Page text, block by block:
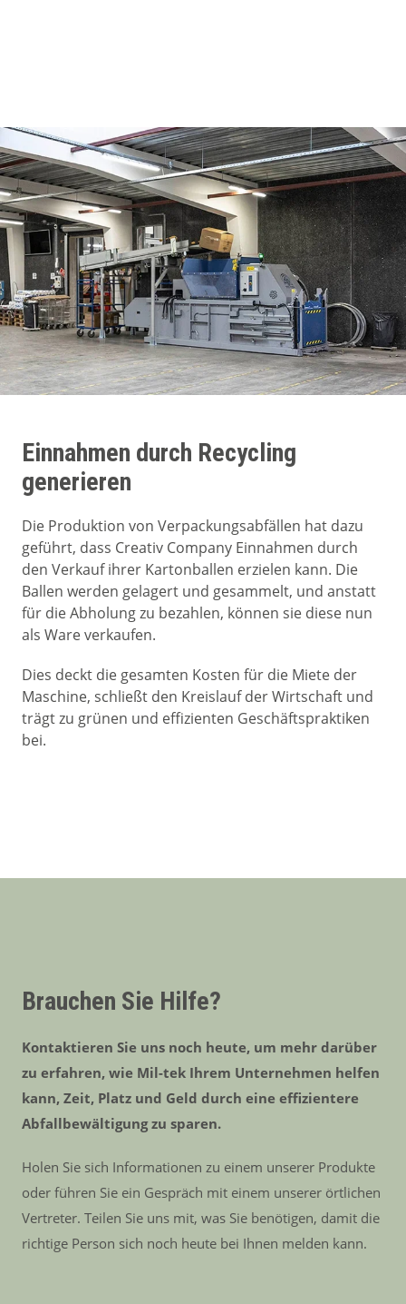
Einnahmen durch Recycling
generieren
Die Produktion von Verpackungsabfällen hat dazu
geführt, dass Creativ Company Einnahmen durch
den Verkauf ihrer Kartonballen erzielen kann. Die
Ballen werden gelagert und gesammelt, und anstatt
für die Abholung zu bezahlen, können sie diese nun
als Ware verkaufen.
Dies deckt die gesamten Kosten für die Miete der
Maschine, schließt den Kreislauf der Wirtschaft und
trägt zu grünen und effizienten Geschäftspraktiken
bei.
Brauchen Sie Hilfe?
Kontaktieren Sie uns noch heute, um mehr darüber
zu erfahren, wie Mil-tek Ihrem Unternehmen helfen
kann, Zeit, Platz und Geld durch eine effizientere
Abfallbewältigung zu sparen.
Holen Sie sich Informationen zu einem unserer Produkte
oder führen Sie ein Gespräch mit einem unserer örtlichen
Vertreter. Teilen Sie uns mit, was Sie benötigen, damit die
richtige Person sich noch heute bei Ihnen melden kann.